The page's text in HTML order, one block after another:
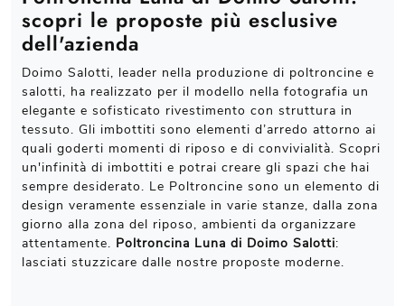
scopri le proposte più esclusive
dell'azienda
Doimo Salotti, leader nella produzione di poltroncine e
salotti, ha realizzato per il modello nella fotografia un
elegante e sofisticato rivestimento con struttura in
tessuto. Gli imbottiti sono elementi d’arredo attorno ai
quali goderti momenti di riposo e di convivialità. Scopri
un'infinità di imbottiti e potrai creare gli spazi che hai
sempre desiderato. Le Poltroncine sono un elemento di
design veramente essenziale in varie stanze, dalla zona
giorno alla zona del riposo, ambienti da organizzare
attentamente. Poltroncina Luna di Doimo Salotti:
lasciati stuzzicare dalle nostre proposte moderne.